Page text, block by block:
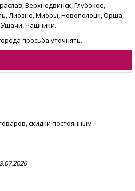
Верхнедвинск, Глубокое,
Лиозно, Миоры, Новополоцк, Орша,
Ушачи, Чашники.
просьба уточнять.
скидки постоянным